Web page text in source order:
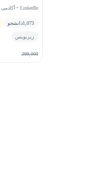
LinkedIn • آکادمی گرولی • John Doerr
1,073دانشجو
زیرنویس
299,000